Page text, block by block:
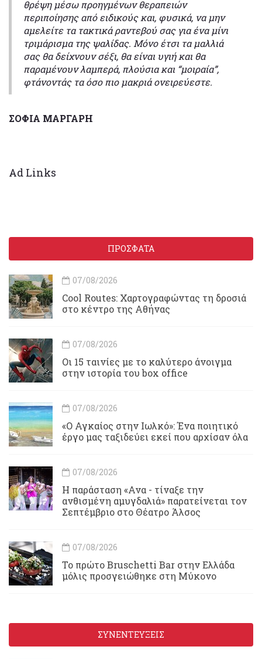
θρέψη μέσω προηγμένων θεραπειών
περιποίησης από ειδικούς και, φυσικά, να μην
αμελείτε τα τακτικά ραντεβού σας για ένα μίνι
τριμάρισμα της ψαλίδας. Μόνο έτσι τα μαλλιά
σας θα δείχνουν σέξι, θα είναι υγιή και θα
παραμένουν λαμπερά, πλούσια και “μοιραία”,
φτάνοντάς τα όσο πιο μακριά ονειρεύεστε.
ΣΟΦΙΑ ΜΑΡΓΑΡΗ
Ad Links
ΠΡΟΣΦΑΤΑ
07/08/2026
Cool Routes: Χαρτογραφώντας τη δροσιά
στο κέντρο της Αθήνας
07/08/2026
Οι 15 ταινίες με το καλύτερο άνοιγμα
στην ιστορία του box office
07/08/2026
«Ο Αγκαίος στην Ιωλκό»: Ένα ποιητικό
έργο μας ταξιδεύει εκεί που αρχίσαν όλα
07/08/2026
Η παράσταση «Ανα - τίναξε την
ανθισμένη αμυγδαλιά» παρατείνεται τον
Σεπτέμβριο στο Θέατρο Άλσος
07/08/2026
Το πρώτο Bruschetti Bar στην Ελλάδα
μόλις προσγειώθηκε στη Μύκονο
ΣΥΝΕΝΤΕΥΞΕΙΣ